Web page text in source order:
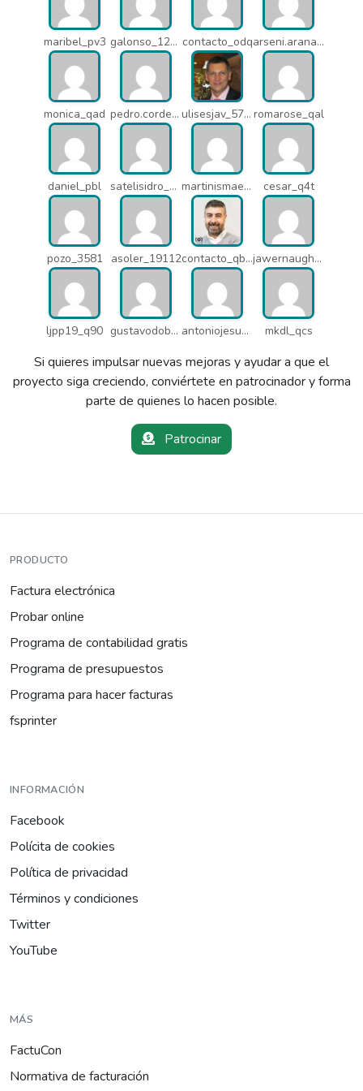
maribel_pv3 galonso_12031 contacto_odq arseni.arana_16484
monica_qad pedro.corderonunez_qab ulisesjav_5758 romarose_qal
daniel_pbl satelisidro_pt5 martinismaelima_qbd cesar_q4t
pozo_3581 asoler_19112 contacto_qbw jawernaught_q6x
ljpp19_q90 gustavodobao_qcn antoniojesusgonzalezdomingo4_n9v mkdl_qcs
Si quieres impulsar nuevas mejoras y ayudar a que el
proyecto siga creciendo, conviértete en patrocinador y forma
parte de quienes lo hacen posible.
Patrocinar
PRODUCTO
Factura electrónica
Probar online
Programa de contabilidad gratis
Programa de presupuestos
Programa para hacer facturas
fsprinter
INFORMACIÓN
Facebook
Polícita de cookies
Política de privacidad
Términos y condiciones
Twitter
YouTube
MÁS
FactuCon
Normativa de facturación